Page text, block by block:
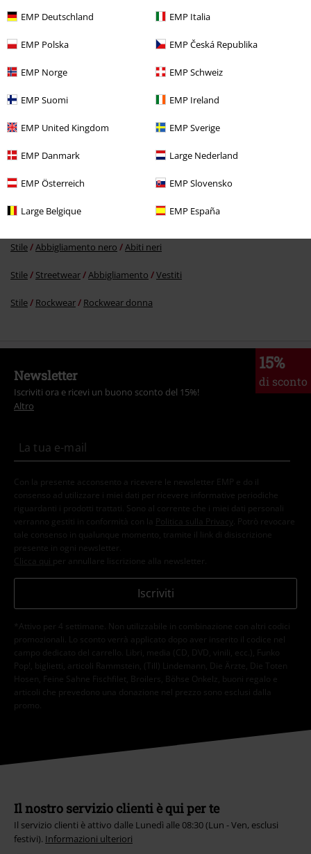
EMP Deutschland EMP Italia
EMP Polska EMP Česká Republika
EMP Norge EMP Schweiz
EMP Suomi EMP Ireland
EMP United Kingdom EMP Sverige
EMP Danmark Large Nederland
EMP Österreich EMP Slovensko
Large Belgique EMP España
Abbigliamento Vestiti lunghi
Abbigliamento & accessori Tute intere
Stile Abbigliamento nero Abiti neri
Stile Streetwear Abbigliamento Vestiti
Stile Rockwear Rockwear donna
15%
di sconto
Newsletter
Iscriviti ora e ricevi un buono sconto del 15%!
Altro
Con la presente acconsento a ricevere le newsletter EMP e do il
consenso ad utilizzare i miei dati per ricevere informative periodiche
riguardanti i prodotti trattati. Sono al corrente che i miei dati personali
verranno gestiti in conformità con la
Politica sulla Privacy
. Potrò revocare
tale consenso in qualunque momento, tramite il link di disiscrizione
presente in ogni newsletter.
Clicca qui per annullare liscrizione alla newsletter.
Iscriviti
*Attivo per 4 settimane. Non utilizzabile in combinazione con altri codici
promozionali. Lo sconto verrà applicato dopo aver inserito il codice nel
campo dedicato del carrello. Libri, media (CD, DVD, vinili, ecc.), Funko
Pop!, biglietti, articoli Rammstein, (Till) Lindemann, Die Ärzte, Die Toten
Hosen, Feine Sahne Fischfilet, Broilers, Böhse Onkelz, buoni regalo e
articoli che prevedono una donazione nel prezzo sono esclusi dalla
promo.
Il nostro servizio clienti è qui per te
Il servizio clienti è attivo dalle Lunedì alle 08:30 (Lun - Ven, esclusi
festivi). Informazioni ulteriori